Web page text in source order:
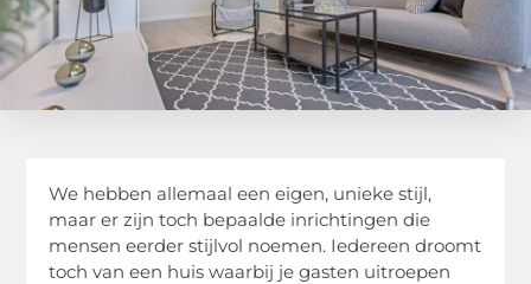
We hebben allemaal een eigen, unieke stijl,
maar er zijn toch bepaalde inrichtingen die
mensen eerder stijlvol noemen. Iedereen droomt
toch van een huis waarbij je gasten uitroepen